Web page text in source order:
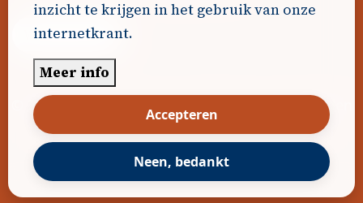
Word Partner!
© 2026
Algemene voorwaarden
|Disclaimer Privacybeleid Cookiebeleid|
Gerealiseerd doorDavidHosse.net
inzicht te krijgen in het gebruik van onze
internetkrant.
Meer info
Accepteren
Neen, bedankt